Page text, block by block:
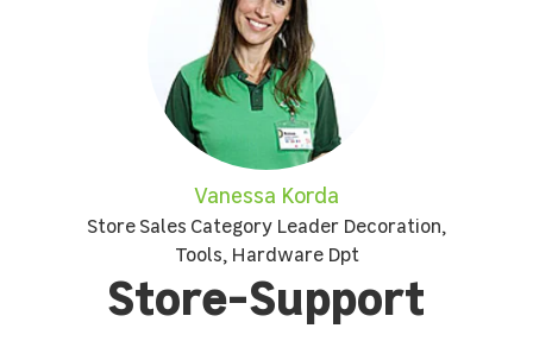
Vanessa Korda
Store Sales Category Leader Decoration,
Tools, Hardware Dpt
Store-Support